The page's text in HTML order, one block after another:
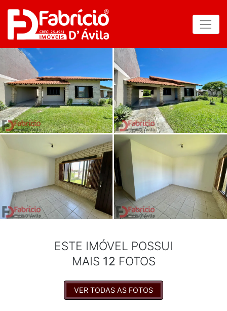
ESTE IMÓVEL POSSUI
MAIS 12 FOTOS
VER TODAS AS FOTOS